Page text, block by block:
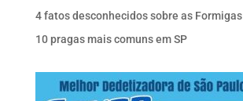
4 fatos desconhecidos sobre as Formigas
10 pragas mais comuns em SP